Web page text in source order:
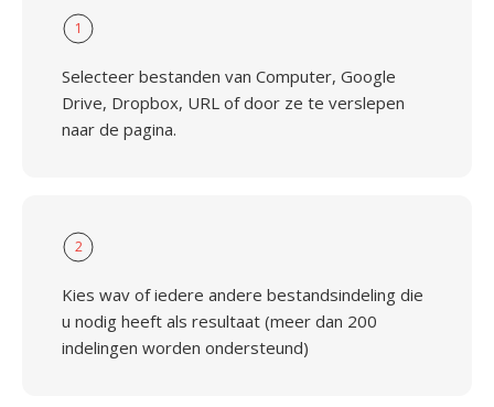
1
Selecteer bestanden van Computer, Google
Drive, Dropbox, URL of door ze te verslepen
naar de pagina.
2
Kies wav of iedere andere bestandsindeling die
u nodig heeft als resultaat (meer dan 200
indelingen worden ondersteund)